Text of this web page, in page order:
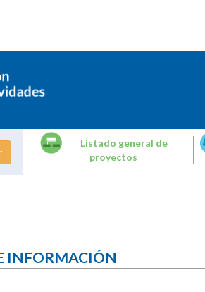
Listado general de
proyectos
INFORMACIÓN